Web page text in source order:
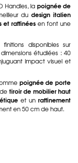
Handles, la poignée de
dudesign italien
et raffinées en font une
disponibles sur
étudiées : 40
impact visuel et
poignée de porte
tiroir de mobilier haut
et unraffinement
en 50 cm de haut.